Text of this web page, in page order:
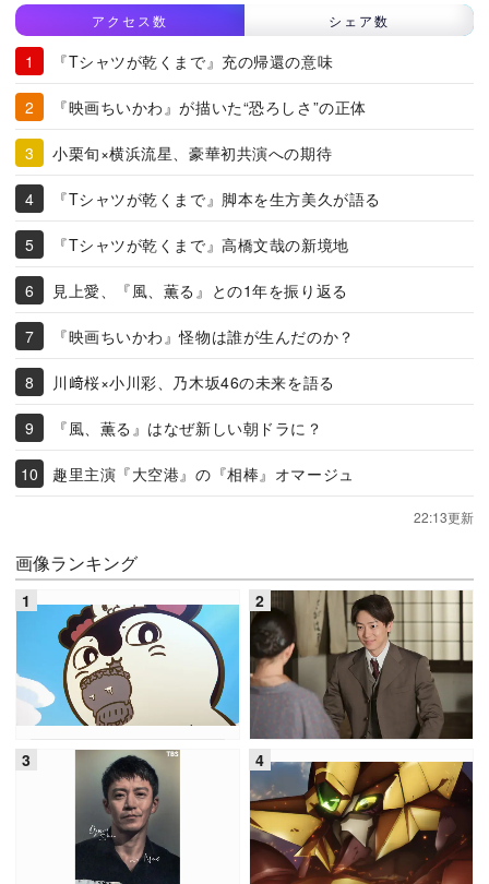
アクセス数 シェア数
『Tシャツが乾くまで』充の帰還の意味
『映画ちいかわ』が描いた“恐ろしさ”の正体
小栗旬×横浜流星、豪華初共演への期待
『Tシャツが乾くまで』脚本を生方美久が語る
『Tシャツが乾くまで』高橋文哉の新境地
見上愛、『風、薫る』との1年を振り返る
『映画ちいかわ』怪物は誰が生んだのか？
川﨑桜×小川彩、乃木坂46の未来を語る
『風、薫る』はなぜ新しい朝ドラに？
趣里主演『大空港』の『相棒』オマージュ
22:13更新
画像ランキング